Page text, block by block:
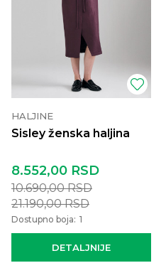
HALJINE
Sisley ženska haljina
DETALJNIJE
8.552,00 RSD
10.690,00RSD
21.190,00RSD
Dostupno boja: 1